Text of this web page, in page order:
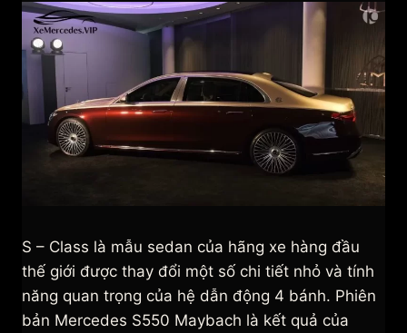
S – Class là mẫu sedan của hãng xe hàng đầu
thế giới được thay đổi một số chi tiết nhỏ và tính
năng quan trọng của hệ dẫn động 4 bánh. Phiên
bản Mercedes S550 Maybach là kết quả của